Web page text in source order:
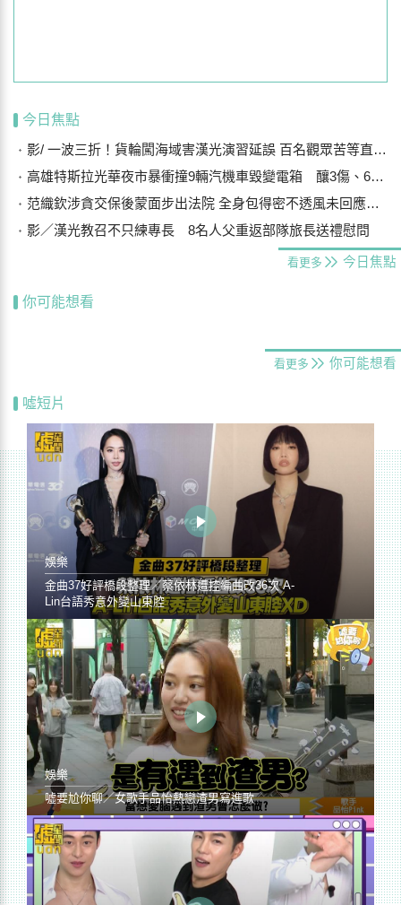
今日焦點
影/ 一波三折！貨輪闖海域害漢光演習延誤 百名觀眾苦等直呼可惜
高雄特斯拉光華夜市暴衝撞9輛汽機車毀變電箱 釀3傷、600戶停電
范織欽涉貪交保後蒙面步出法院 全身包得密不透風未回應案情
影／漢光教召不只練專長 8名人父重返部隊旅長送禮慰問
看更多 今日焦點
你可能想看
看更多 你可能想看
噓短片
娛樂
金曲37好評橋段整理／蔡依林遭控編曲改36次 A-
Lin台語秀意外變山東腔
娛樂
噓要尬你聊／女歌手品怡熱戀渣男寫進歌